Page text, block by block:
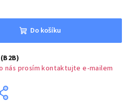
Do košíku
nás prosím kontaktujte e-mailem